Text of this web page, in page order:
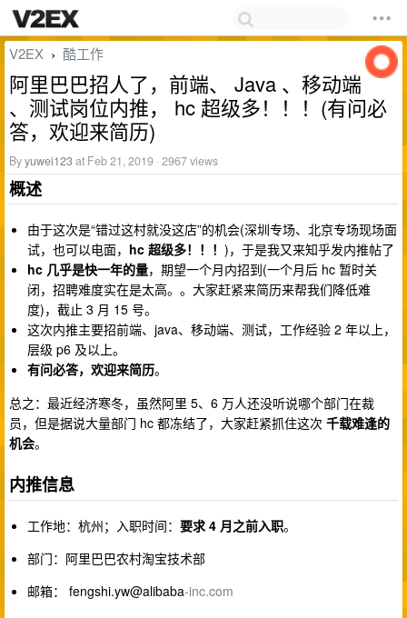
V2EX › 酷工作
阿里巴巴招人了，前端、 Java 、移动端
、测试岗位内推， hc 超级多！！！(有问必
答，欢迎来简历)
Byyuwei123at Feb 21, 2019 · 2967 views
概述
由于这次是“错过这村就没这店”的机会(深圳专场、北京专场现场面
试，也可以电面， hc 超级多！！！ )，于是我又来知乎发内推帖了
hc 几乎是快一年的量，期望一个月内招到(一个月后 hc 暂时关
闭，招聘难度实在是太高。。大家赶紧来简历来帮我们降低难
度)，截止 3 月 15 号。
这次内推主要招前端、java、移动端、测试，工作经验 2 年以上，
层级 p6 及以上。
有问必答，欢迎来简历。
总之：最近经济寒冬，虽然阿里 5、6 万人还没听说哪个部门在裁
员，但是据说大量部门 hc 都冻结了，大家赶紧抓住这次 千载难逢的
机会。
内推信息
工作地：杭州；入职时间： 要求 4 月之前入职。
部门：阿里巴巴农村淘宝技术部
邮箱： fengshi.yw@alibaba-inc.com